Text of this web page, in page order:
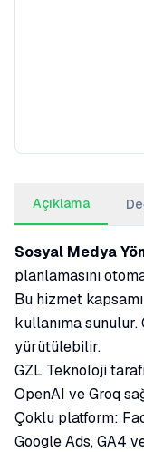
Açıklama
Sosyal Medya
planlamasını
Bu hizmet
kullanıma
yürütülebilir.
GZL Teknoloji
OpenAI ve Groq
Çoklu platform:
Google Ads, GA4